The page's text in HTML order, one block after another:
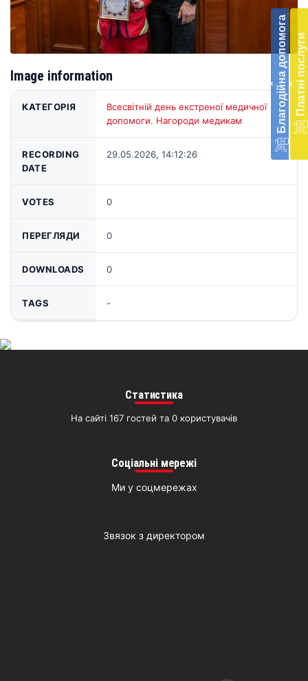
‹ Благодійна допомога ‹ Платні послуги
Image information
КАТЕГОРІЯ
Всесвітній день екстреної медичної
допомоги. Нагороди медикам
RECORDING
DATE
29.05.2026, 14:12:26
VOTES 0
ПЕРЕГЛЯДИ 0
DOWNLOADS 0
TAGS -
Статистика
На сайті 167 гостей та 0 користувачів
Соціальні мережі
Ми у соцмережах
Звязок з директором